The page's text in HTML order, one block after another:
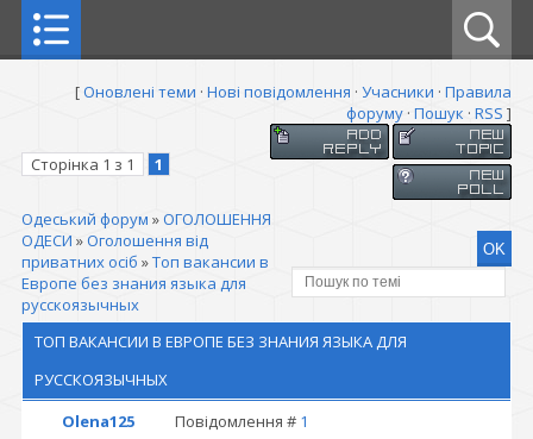
[Оновлені теми · Нові повідомлення · Учасники · Правила
форуму · Пошук · RSS ]
Сторінка 1 з 1 1
Одеський форум »ОГОЛОШЕННЯ
ОДЕСИ »Оголошення від
приватних осіб »Топ вакансии в
Европе без знания языка для
русскоязычных
ТОП ВАКАНСИИ В ЕВРОПЕ БЕЗ ЗНАНИЯ ЯЗЫКА ДЛЯ
РУССКОЯЗЫЧНЫХ
Olena125
Повідомлення # 1